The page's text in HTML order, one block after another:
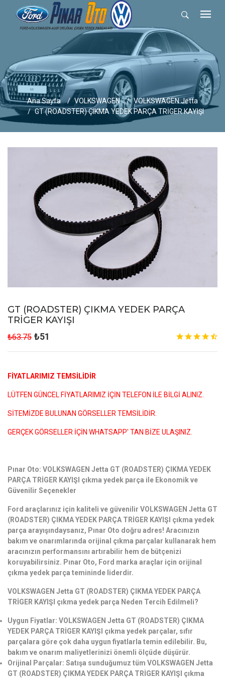
Ana Sayfa VOLKSWAGEN
VOLKSWAGEN Jetta
GT (ROADSTER) ÇIKMA YEDEK PARÇA TRİGER KAYIŞI
GT (ROADSTER) ÇIKMA YEDEK PARÇA
TRİGER KAYIŞI
₺63.75 ₺51
FİYATLARIMIZ TEMSİLİDİR
LÜTFEN GÜNCEL FİYATLARIMIZ İÇİN TELEFON İLE BİLGİ ALINIZ.
SİTEMİZDE BULUNAN GÖRSELLER TEMSİLİDİR.
GERÇEK GÖRSELLER İÇİN WHATSAPP' TAN BİZE ULAŞINIZ.
Pınar Oto: VOLKSWAGEN Jetta GT (ROADSTER) ÇIKMA YEDEK
PARÇA TRİGER KAYIŞI çıkma yedek parça ile Ekonomik ve
Güvenilir Seçenekler
Ford araçlarınız için kaliteli ve güvenilir VOLKSWAGEN Jetta GT
(ROADSTER) ÇIKMA YEDEK PARÇA TRİGER KAYIŞI çıkma yedek
parça arayışındaysanız, Pınar Oto doğru adres! Aracınızın
bakım ve onarımlarında orijinal çıkma parçalar kullanarak hem
aracınızın performansını artırabilir hem de bütçenizi
koruyabilirsiniz. Pınar Oto, Ford marka araçlar için orijinal
çıkma yedek parça temininde liderdir.
VOLKSWAGEN Jetta GT (ROADSTER) ÇIKMA YEDEK PARÇA
TRİGER KAYIŞI çıkma yedek parça Neden Tercih Edilmeli?
Uygun Fiyatlar: VOLKSWAGEN Jetta GT (ROADSTER) ÇIKMA
YEDEK PARÇA TRİGER KAYIŞI çıkma yedek parçalar, sıfır
parçalara göre çok daha uygun fiyatlarla temin edilebilir. Bu,
bakım ve onarım maliyetlerinizi önemli ölçüde düşürür.
Orijinal Parçalar: Satışa sunduğumuz tüm VOLKSWAGEN Jetta
GT (ROADSTER) ÇIKMA YEDEK PARÇA TRİGER KAYIŞI çıkma